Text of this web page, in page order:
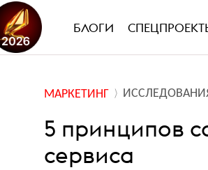
БЛОГИ
МАРКЕТИНГ
5 принципов
сервиса